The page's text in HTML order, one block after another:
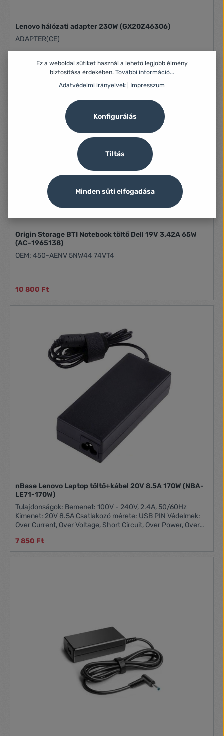
Lenovo hálózati adapter 230W (GX20Z46306)
ADAPTER(CE)
Origin Storage BTI Notebook töltő Dell 19V 3.42A 65W
(AC-1965138)
OEM: 450-AENV 5NW44 74VT4
10 800 Ft
nBase Lenovo Laptop töltő+kábel 20V 8.5A 170W (NBA-
LE71-170W)
Tulajdonságok: Bemenet: 100V - 240V, 2.4A, 50/60Hz
Kimenet: 20V 8.5A Csatlakozó mérete: USB PIN Védelmek:
Over Current, Over Voltage, Short Circuit, Over Power, Over
csomag tartalma : töltő, hálózati kábel
7 850 Ft
Ez a weboldal sütiket használ a lehető legjobb élmény
biztosítása érdekében. További információ...
Adatvédelmi irányelvek
Impresszum
Tiltás
Konfigurálás
Minden süti elfogadása